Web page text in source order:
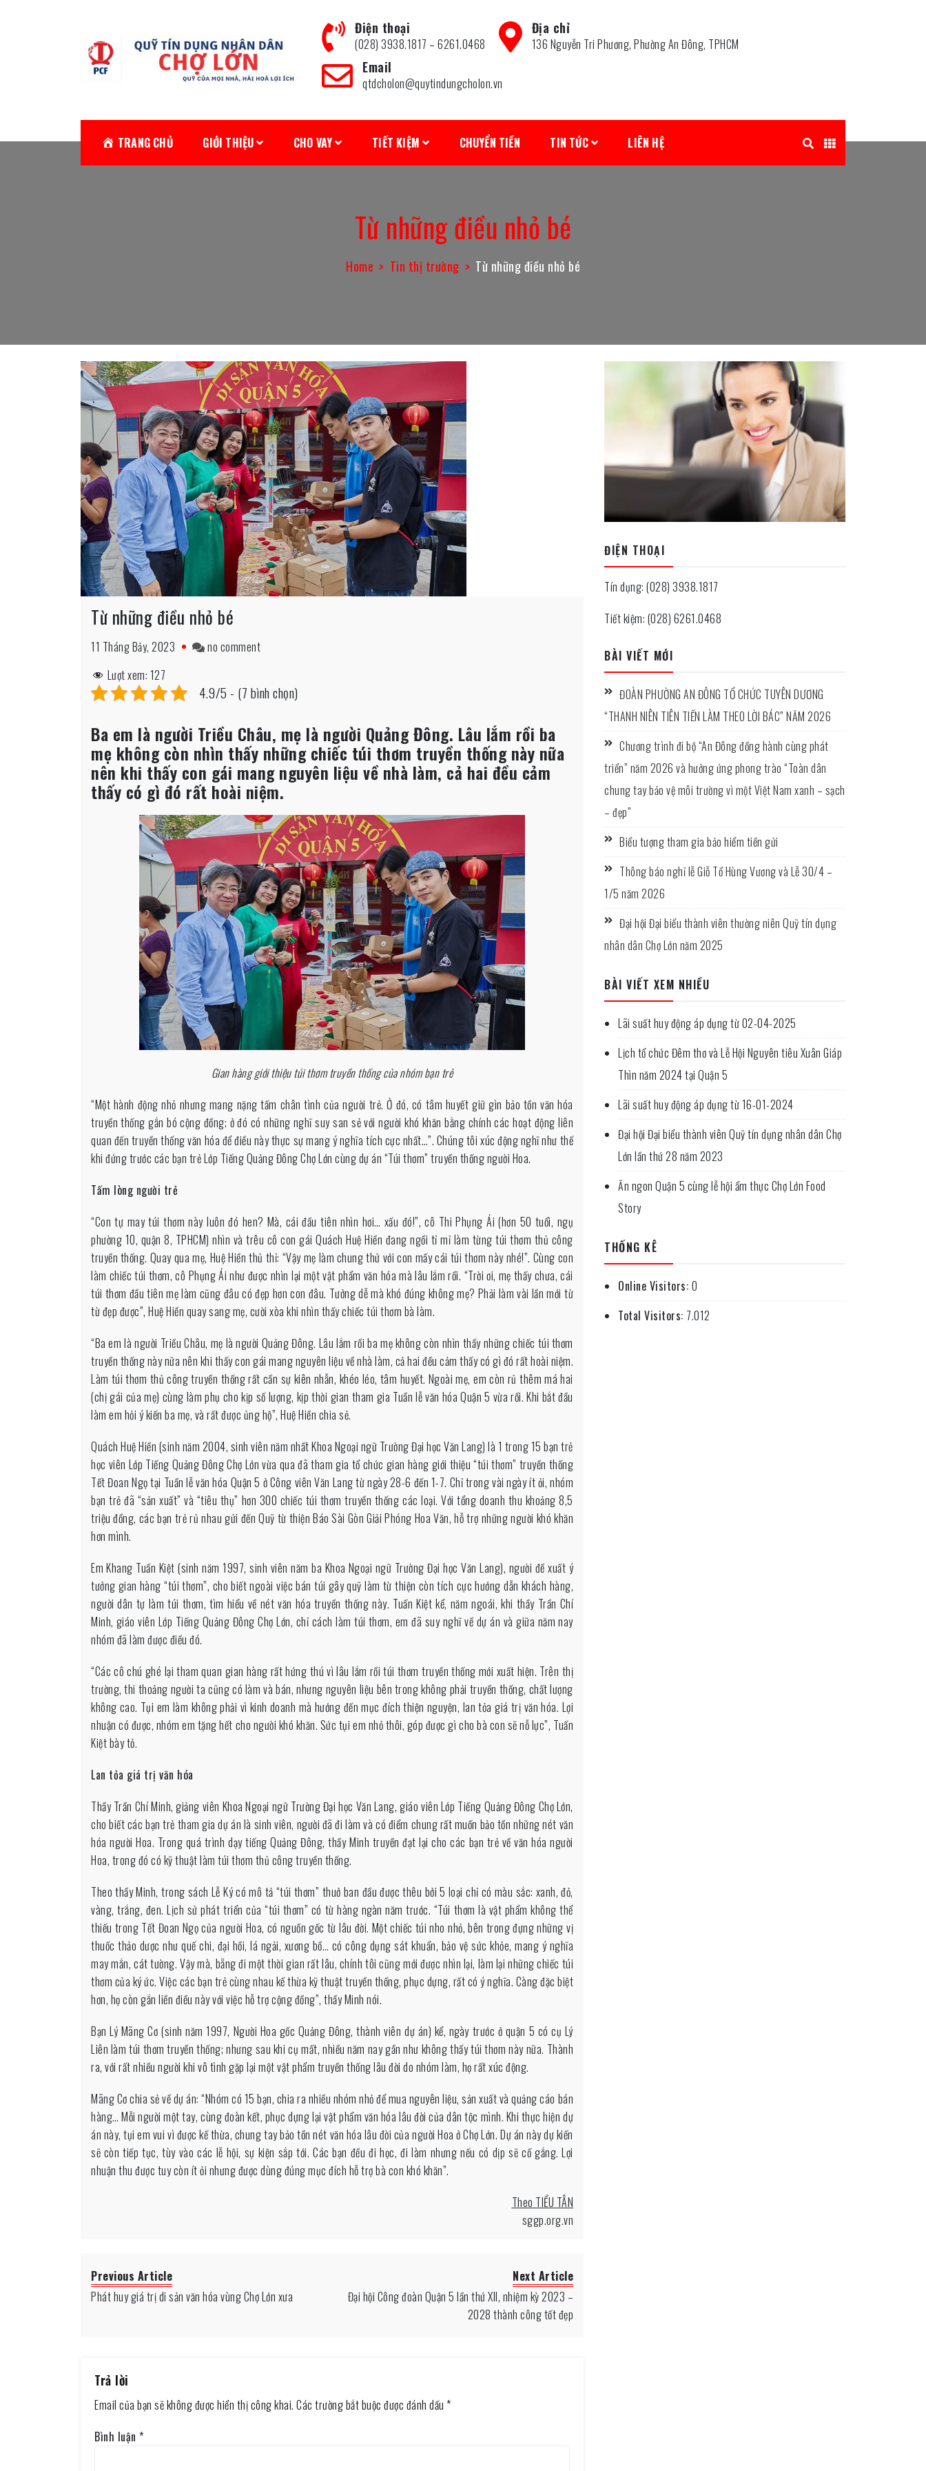
Điện thoại
(028) 3938.1817 – 6261.0468
Địa chỉ
136 Nguyễn Tri Phương, Phường An Đông, TPHCM
Email
qtdcholon@quytindungcholon.vn
TRANG CHỦ GIỚI THIỆU CHO VAY TIẾT KIỆM CHUYỂN TIỀN TIN TỨC LIÊN HỆ
Từ những điều nhỏ bé
Home Tin thị trường Từ những điều nhỏ bé
Từ những điều nhỏ bé
11 Tháng Bảy, 2023 no commenton
điều
bé
Lượt xem: 127
4.9/5 - (7 bình chọn)
Ba em là người Triều Châu, mẹ là người Quảng Đông. Lâu lắm rồi ba
mẹ không còn nhìn thấy những chiếc túi thơm truyền thống này nữa
nên khi thấy con gái mang nguyên liệu về nhà làm, cả hai đều cảm
thấy có gì đó rất hoài niệm.
Gian hàng giới thiệu túi thơm truyền thống của nhóm bạn trẻ
“Một hành động nhỏ nhưng mang nặng tấm chân tình của người trẻ. Ở đó, có tâm huyết giữ gìn bảo tồn văn hóa
truyền thống gắn bó cộng đồng; ở đó có những nghĩ suy san sẻ với người khó khăn bằng chính các hoạt động liên
quan đến truyền thống văn hóa để điều này thực sự mang ý nghĩa tích cực nhất…”. Chúng tôi xúc động nghĩ như thế
khi đứng trước các bạn trẻ Lớp Tiếng Quảng Đông Chợ Lớn cùng dự án “Túi thơm” truyền thống người Hoa.
Tấm lòng người trẻ
“Con tự may túi thơm này luôn đó hen? Mà, cái đầu tiên nhìn hơi… xấu đó!”, cô Thi Phụng Ái (hơn 50 tuổi, ngụ
phường 10, quận 8, TPHCM) nhìn và trêu cô con gái Quách Huệ Hiền đang ngồi tỉ mỉ làm từng túi thơm thủ công
truyền thống. Quay qua mẹ, Huệ Hiền thủ thỉ: “Vậy mẹ làm chung thử với con mấy cái túi thơm này nhé!”. Cùng con
làm chiếc túi thơm, cô Phụng Ái như được nhìn lại một vật phẩm văn hóa mà lâu lắm rồi. “Trời ơi, mẹ thấy chưa, cái
túi thơm đầu tiên mẹ làm cũng đâu có đẹp hơn con đâu. Tưởng dễ mà khó đúng không mẹ? Phải làm vài lần mới từ
từ đẹp được”, Huệ Hiền quay sang mẹ, cười xòa khi nhìn thấy chiếc túi thơm bà làm.
“Ba em là người Triều Châu, mẹ là người Quảng Đông. Lâu lắm rồi ba mẹ không còn nhìn thấy những chiếc túi thơm
truyền thống này nữa nên khi thấy con gái mang nguyên liệu về nhà làm, cả hai đều cảm thấy có gì đó rất hoài niệm.
Làm túi thơm thủ công truyền thống rất cần sự kiên nhẫn, khéo léo, tâm huyết. Ngoài mẹ, em còn rủ thêm má hai
(chị gái của mẹ) cùng làm phụ cho kịp số lượng, kịp thời gian tham gia Tuần lễ văn hóa Quận 5 vừa rồi. Khi bắt đầu
làm em hỏi ý kiến ba mẹ, và rất được ủng hộ”, Huệ Hiền chia sẻ.
Quách Huệ Hiền (sinh năm 2004, sinh viên năm nhất Khoa Ngoại ngữ Trường Đại học Văn Lang) là 1 trong 15 bạn trẻ
học viên Lớp Tiếng Quảng Đông Chợ Lớn vừa qua đã tham gia tổ chức gian hàng giới thiệu “túi thơm” truyền thống
Tết Đoan Ngọ tại Tuần lễ văn hóa Quận 5 ở Công viên Văn Lang từ ngày 28-6 đến 1-7. Chỉ trong vài ngày ít ỏi, nhóm
bạn trẻ đã “sản xuất” và “tiêu thụ” hơn 300 chiếc túi thơm truyền thống các loại. Với tổng doanh thu khoảng 8,5
triệu đồng, các bạn trẻ rủ nhau gửi đến Quỹ từ thiện Báo Sài Gòn Giải Phóng Hoa Văn, hỗ trợ những người khó khăn
hơn mình.
Em Khang Tuấn Kiệt (sinh năm 1997, sinh viên năm ba Khoa Ngoại ngữ Trường Đại học Văn Lang), người đề xuất ý
tưởng gian hàng “túi thơm”, cho biết ngoài việc bán túi gây quỹ làm từ thiện còn tích cực hướng dẫn khách hàng,
người dân tự làm túi thơm, tìm hiểu về nét văn hóa truyền thống này. Tuấn Kiệt kể, năm ngoái, khi thầy Trần Chí
Minh, giáo viên Lớp Tiếng Quảng Đông Chợ Lớn, chỉ cách làm túi thơm, em đã suy nghĩ về dự án và giữa năm nay
nhóm đã làm được điều đó.
“Các cô chú ghé lại tham quan gian hàng rất hứng thú vì lâu lắm rồi túi thơm truyền thống mới xuất hiện. Trên thị
trường, thi thoảng người ta cũng có làm và bán, nhưng nguyên liệu bên trong không phải truyền thống, chất lượng
không cao. Tụi em làm không phải vì kinh doanh mà hướng đến mục đích thiện nguyện, lan tỏa giá trị văn hóa. Lợi
nhuận có được, nhóm em tặng hết cho người khó khăn. Sức tụi em nhỏ thôi, góp được gì cho bà con sẽ nỗ lực”, Tuấn
Kiệt bày tỏ.
Lan tỏa giá trị văn hóa
Thầy Trần Chí Minh, giảng viên Khoa Ngoại ngữ Trường Đại học Văn Lang, giáo viên Lớp Tiếng Quảng Đông Chợ Lớn,
cho biết các bạn trẻ tham gia dự án là sinh viên, người đã đi làm và có điểm chung rất muốn bảo tồn những nét văn
hóa người Hoa. Trong quá trình dạy tiếng Quảng Đông, thầy Minh truyền đạt lại cho các bạn trẻ về văn hóa người
Hoa, trong đó có kỹ thuật làm túi thơm thủ công truyền thống.
Theo thầy Minh, trong sách Lễ Ký có mô tả “túi thơm” thuở ban đầu được thêu bởi 5 loại chỉ có màu sắc: xanh, đỏ,
vàng, trắng, đen. Lịch sử phát triển của “túi thơm” có từ hàng ngàn năm trước. “Túi thơm là vật phẩm không thể
thiếu trong Tết Đoan Ngọ của người Hoa, có nguồn gốc từ lâu đời. Một chiếc túi nho nhỏ, bên trong đựng những vị
thuốc thảo dược như quế chi, đại hồi, lá ngải, xương bồ… có công dụng sát khuẩn, bảo vệ sức khỏe, mang ý nghĩa
may mắn, cát tường. Vậy mà, bẵng đi một thời gian rất lâu, chính tôi cũng mới được nhìn lại, làm lại những chiếc túi
thơm của ký ức. Việc các bạn trẻ cùng nhau kế thừa kỹ thuật truyền thống, phục dựng, rất có ý nghĩa. Càng đặc biệt
hơn, họ còn gắn liền điều này với việc hỗ trợ cộng đồng”, thầy Minh nói.
Bạn Lý Mãng Cơ (sinh năm 1997, Người Hoa gốc Quảng Đông, thành viên dự án) kể, ngày trước ở quận 5 có cụ Lý
Liên làm túi thơm truyền thống; nhưng sau khi cụ mất, nhiều năm nay gần như không thấy túi thơm này nữa. Thành
ra, với rất nhiều người khi vô tình gặp lại một vật phẩm truyền thống lâu đời do nhóm làm, họ rất xúc động.
Mãng Cơ chia sẻ về dự án: “Nhóm có 15 bạn, chia ra nhiều nhóm nhỏ để mua nguyên liệu, sản xuất và quảng cáo bán
hàng… Mỗi người một tay, cùng đoàn kết, phục dựng lại vật phẩm văn hóa lâu đời của dân tộc mình. Khi thực hiện dự
án này, tụi em vui vì được kế thừa, chung tay bảo tồn nét văn hóa lâu đời của người Hoa ở Chợ Lớn. Dự án này dự kiến
sẽ còn tiếp tục, tùy vào các lễ hội, sự kiện sắp tới. Các bạn đều đi học, đi làm nhưng nếu có dịp sẽ cố gắng. Lợi
nhuận thu được tuy còn ít ỏi nhưng được dùng đúng mục đích hỗ trợ bà con khó khăn”.
Theo TIỂU TÂN
sggp.org.vn
Previous Article
Phát huy giá trị di sản văn hóa vùng Chợ Lớn xưa
Next Article
Đại hội Công đoàn Quận 5 lần thứ XII, nhiệm kỳ 2023 –
2028 thành công tốt đẹp
Trả lời
Email của bạn sẽ không được hiển thị công khai. Các trường bắt buộc được đánh dấu *
Bình luận *
ĐIỆN THOẠI
Tín dụng: (028) 3938.1817
Tiết kiệm: (028) 6261.0468
BÀI VIẾT MỚI
ĐOÀN PHƯỜNG AN ĐÔNG TỔ CHỨC TUYÊN DƯƠNG
“THANH NIÊN TIÊN TIẾN LÀM THEO LỜI BÁC” NĂM 2026
Chương trình đi bộ “An Đông đồng hành cùng phát
triển” năm 2026 và hưởng ứng phong trào “Toàn dân
chung tay bảo vệ môi trường vì một Việt Nam xanh – sạch
– đẹp”
Biểu tượng tham gia bảo hiểm tiền gửi
Thông báo nghỉ lễ Giỗ Tổ Hùng Vương và Lễ 30/4 –
1/5 năm 2026
Đại hội Đại biểu thành viên thường niên Quỹ tín dụng
nhân dân Chợ Lớn năm 2025
BÀI VIẾT XEM NHIỀU
Lãi suất huy động áp dụng từ 02-04-2025
Lịch tổ chức Đêm thơ và Lễ Hội Nguyên tiêu Xuân Giáp
Thìn năm 2024 tại Quận 5
Lãi suất huy động áp dụng từ 16-01-2024
Đại hội Đại biểu thành viên Quỹ tín dụng nhân dân Chợ
Lớn lần thứ 28 năm 2023
Ăn ngon Quận 5 cùng lễ hội ẩm thực Chợ Lớn Food
Story
THỐNG KÊ
Online Visitors: 0
Total Visitors: 7.012